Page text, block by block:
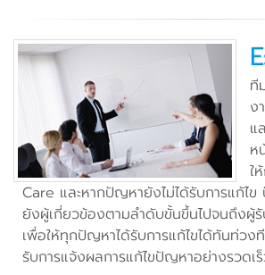
ที
ง
แ
ห
ใ
Care และหากปัญหายังไม่ได้รับการแก้ไ
ยังผู้เกี่ยวข้องตามลำดับขั้นขึ้นไปจนถึงผู้
เพื่อให้ทุกปัญหาได้รับการแก้ไขได้ทันท่วง
รับการแจ้งผลการแก้ไขปัญหาอย่างรวดเ